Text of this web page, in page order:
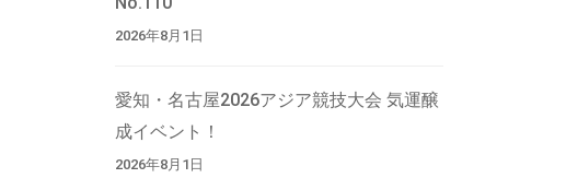
2026年8月1日
愛知・名古屋2026アジア競技大会 気運醸
成イベント！
2026年8月1日